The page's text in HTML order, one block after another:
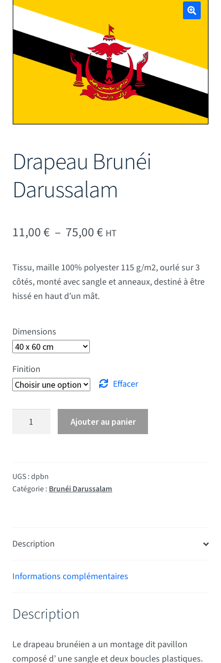
Mâts
Drapeau Brunéi
Darussalam
11,00€ – 75,00€Plage de prix : 11,00 €
HT
Tissu, maille 100% polyester 115 g/m2, ourlé sur 3
côtés, monté avec sangle et anneaux, destiné à être
hissé en haut d’un mât.
Dimensions
Finition
Effacer
quantité de Drapeau Brunéi Darussalam
Ajouter au panier
UGS :dpbn
Catégorie : Brunéi Darussalam
Description
Informations complémentaires
Description
Le drapeau brunéien a un montage dit pavillon
composé d’ une sangle et deux boucles plastiques.